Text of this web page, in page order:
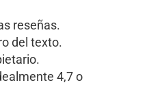
reseñas.
del texto.
4,7 o